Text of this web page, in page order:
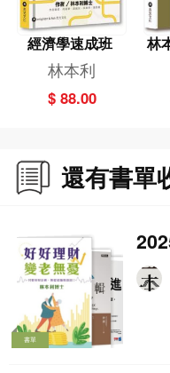
經濟學速成班
林本利
$ 88.00
林
還有書單
書單
企